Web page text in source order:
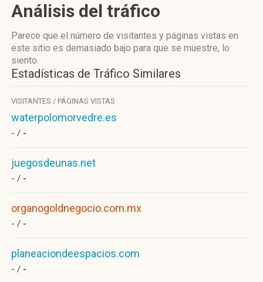
Análisis del tráfico
Parece que el número de visitantes y páginas vistas en
este sitio es demasiado bajo para que se muestre, lo
siento.
Estadísticas de Tráfico Similares
VISITANTES / PÁGINAS VISTAS
waterpolomorvedre.es
- / -
juegosdeunas.net
- / -
organogoldnegocio.com.mx
- / -
planeaciondeespacios.com
- / -